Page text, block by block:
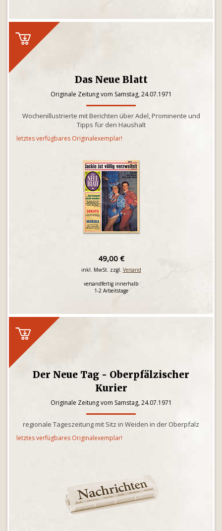
Das Neue Blatt
Originale Zeitung vom Samstag, 24.07.1971
Wochenillustrierte mit Berichten über Adel, Prominente und
Tipps für den Haushalt
letztes verfügbares Originalexemplar!
49,00 €
inkl. MwSt. zzgl. Versand
versandfertig innerhalb
1-2 Arbeitstage
Der Neue Tag - Oberpfälzischer
Kurier
Originale Zeitung vom Samstag, 24.07.1971
regionale Tageszeitung mit Sitz in Weiden in der Oberpfalz
letztes verfügbares Originalexemplar!